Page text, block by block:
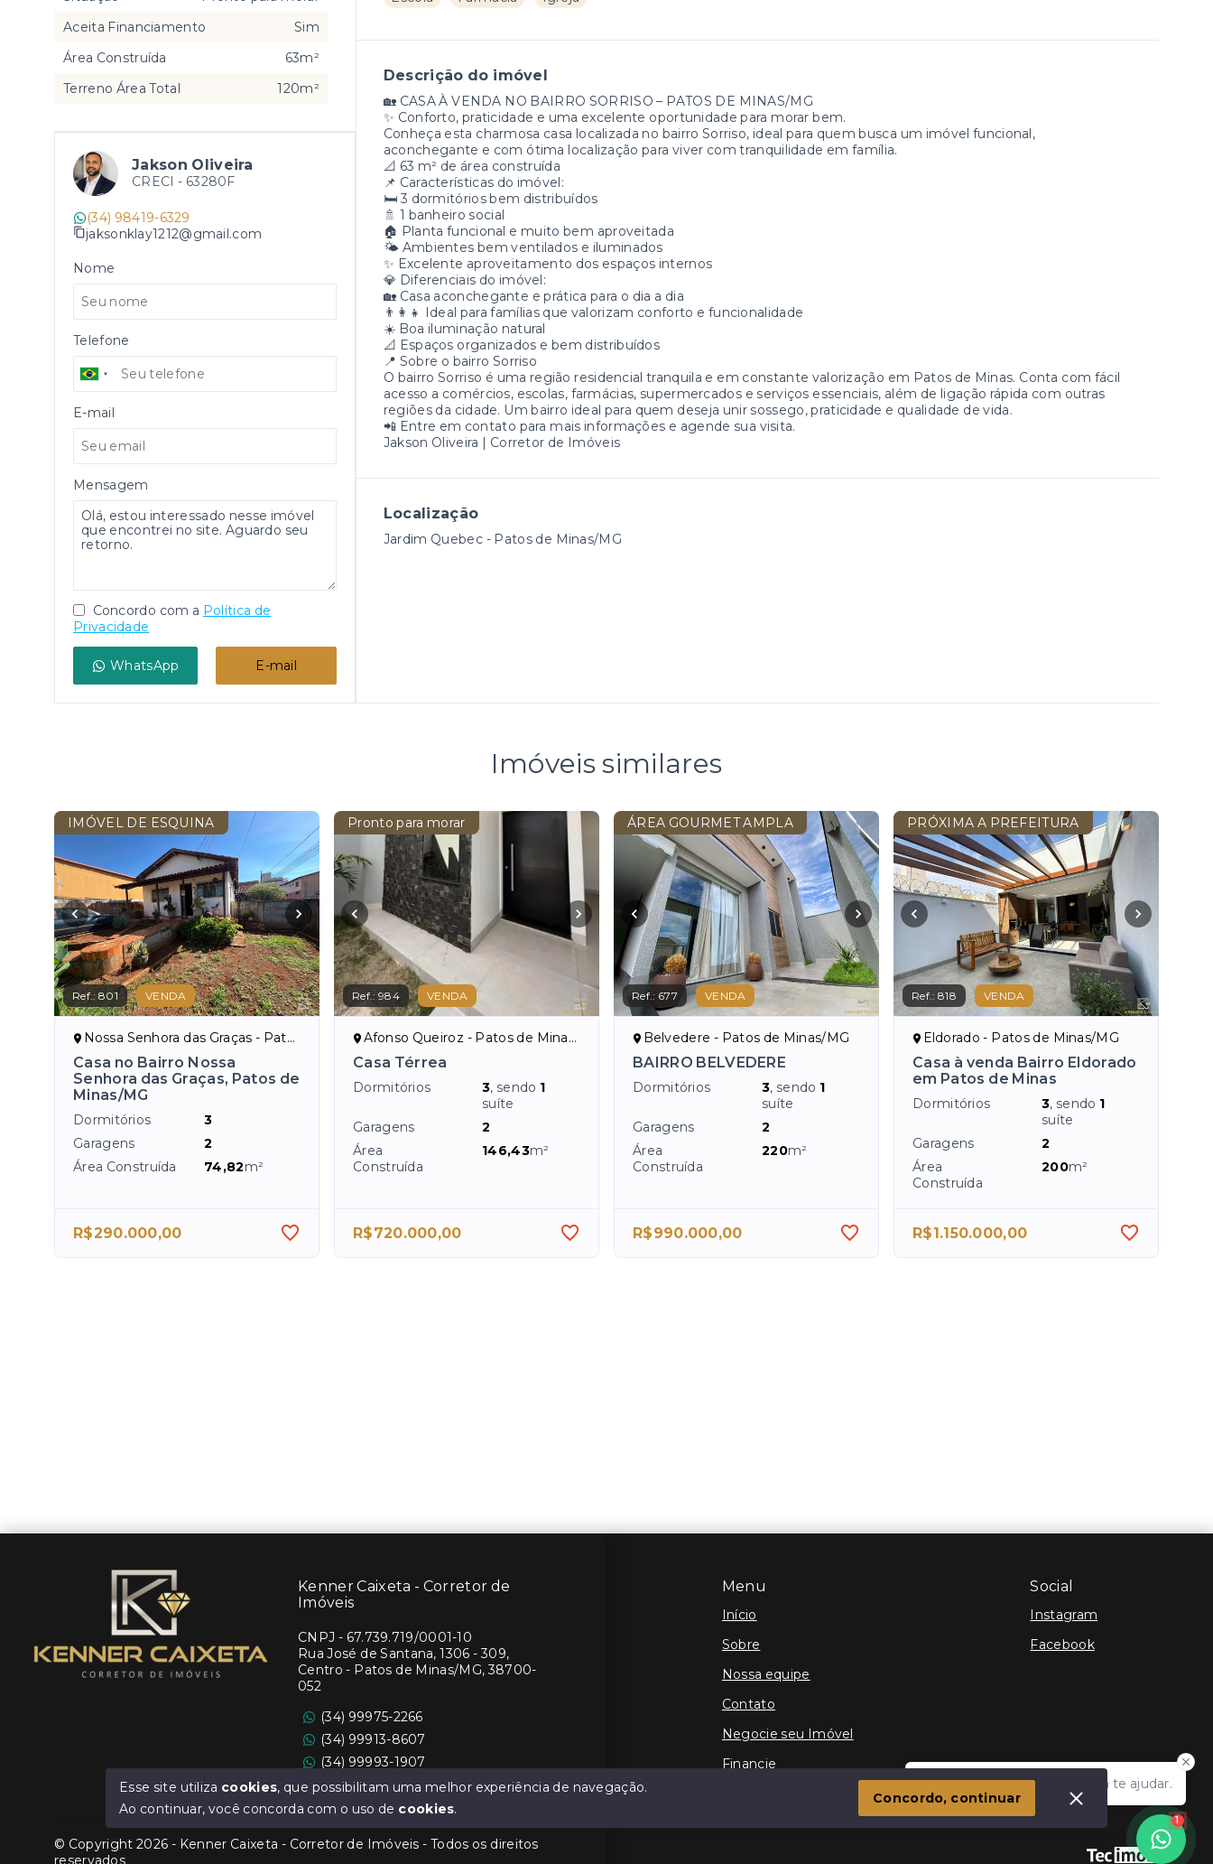
Descrição do imóvel
🏡 CASA À VENDA NO BAIRRO SORRISO – PATOS DE MINAS/MG
✨ Conforto, praticidade e uma excelente oportunidade para morar bem.
Conheça esta charmosa casa localizada no bairro Sorriso, ideal para quem busca um imóvel funcional,
aconchegante e com ótima localização para viver com tranquilidade em família.
📐 63 m² de área construída
📌 Características do imóvel:
🛏️ 3 dormitórios bem distribuídos
🚿 1 banheiro social
🏠 Planta funcional e muito bem aproveitada
🌤️ Ambientes bem ventilados e iluminados
✨ Excelente aproveitamento dos espaços internos
💎 Diferenciais do imóvel:
🏡 Casa aconchegante e prática para o dia a dia
👨‍👩‍👧 Ideal para famílias que valorizam conforto e funcionalidade
☀️ Boa iluminação natural
📐 Espaços organizados e bem distribuídos
📍 Sobre o bairro Sorriso
O bairro Sorriso é uma região residencial tranquila e em constante valorização em Patos de Minas. Conta com fácil
acesso a comércios, escolas, farmácias, supermercados e serviços essenciais, além de ligação rápida com outras
regiões da cidade. Um bairro ideal para quem deseja unir sossego, praticidade e qualidade de vida.
📲 Entre em contato para mais informações e agende sua visita.
Jakson Oliveira | Corretor de Imóveis
Localização
Jardim Quebec - Patos de Minas/MG
Aceita Financiamento
Sim
Área Construída
63m²
Terreno Área Total
120m²
Jakson Oliveira
CRECI - 63280F
(34) 98419-6329
jaksonklay1212@gmail.com
Nome
Telefone
E-mail
Mensagem
Concordo com a Política de
Privacidade
WhatsApp E-mail
Imóveis similares
IMÓVEL DE ESQUINA
Ref.:801 VENDA
Nossa Senhora das Graças - Patos de Minas/MG
Casa no Bairro Nossa
Senhora das Graças, Patos de
Minas/MG
Dormitórios
3
Garagens
2
Área Construída
74,82m²
R$290.000,00
Pronto para morar
Ref.:984 VENDA
Afonso Queiroz - Patos de Minas/MG
Casa Térrea
Dormitórios 3, sendo 1
suíte
Garagens
2
Área
Construída
146,43m²
R$720.000,00
ÁREA GOURMET AMPLA
Ref.: 677 VENDA
Belvedere - Patos de Minas/MG
BAIRRO BELVEDERE
Dormitórios 3, sendo 1
suíte
Garagens
2
Área
Construída
220m²
R$990.000,00
PRÓXIMA A PREFEITURA
Ref.:818 VENDA
Eldorado - Patos de Minas/MG
Casa à venda Bairro Eldorado
em Patos de Minas
Dormitórios 3, sendo 1
suíte
Garagens
2
Área
Construída
200m²
R$1.150.000,00
Olá! Estamos disponíveis para te ajudar.
1
Menu
Início
Sobre
Nossa equipe
Contato
Negocie seu Imóvel
Financie
Social
Instagram
Facebook
Kenner Caixeta - Corretor de
Imóveis
CNPJ - 67.739.719/0001-10
Rua José de Santana, 1306 - 309,
Centro - Patos de Minas/MG, 38700-
052
(34) 99975-2266
(34) 99913-8607
(34) 99993-1907
Ver e-mail
© Copyright 2026 - Kenner Caixeta - Corretor de Imóveis - Todos os direitos
reservados
Esse site utiliza cookies, que possibilitam uma melhor experiência de navegação.
Ao continuar, você concorda com o uso de cookies.
Concordo, continuar